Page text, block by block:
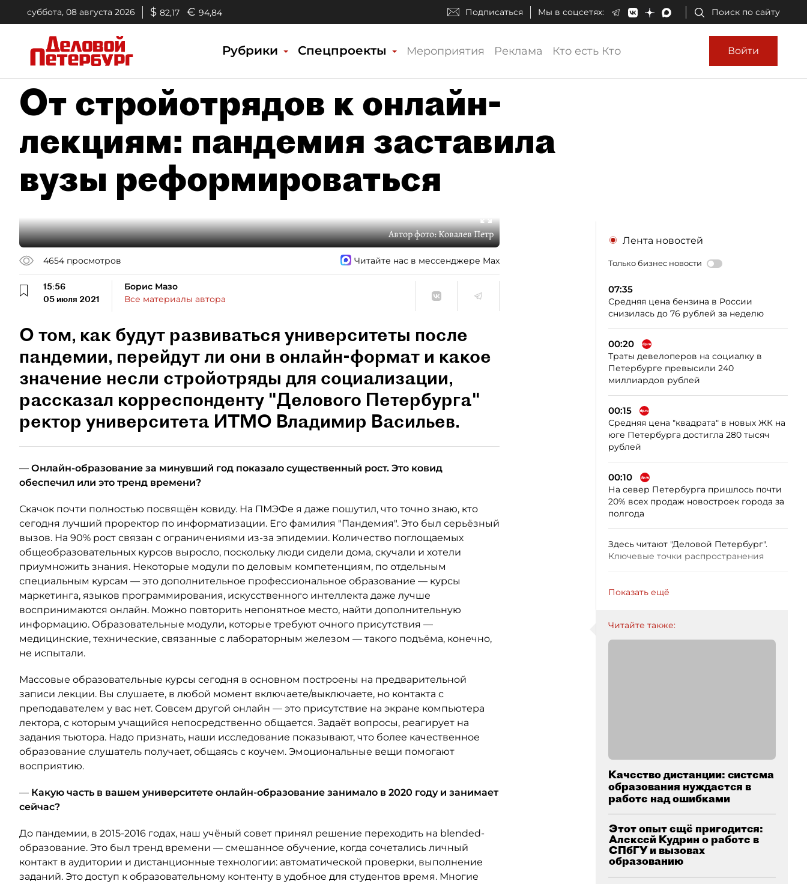
суббота, 08 августа 2026 $ 82,17 € 94,84 Подписаться Мы в соцсетях: Поиск по сайту
Рубрики Спецпроекты Мероприятия Реклама Кто есть Кто Войти
От стройотрядов к онлайн-
лекциям: пандемия заставила
вузы реформироваться
Автор фото:Ковалев Петр
4654 просмотров Читайте нас в мессенджере Max
15:56
05 июля 2021
Борис Мазо
Все материалы автора
О том, как будут развиваться университеты после
пандемии, перейдут ли они в онлайн-формат и какое
значение несли стройотряды для социализации,
рассказал корреспонденту "Делового Петербурга"
ректор университета ИТМО Владимир Васильев.
— Онлайн-образование за минувший год показало существенный рост. Это ковид
обеспечил или это тренд времени?
Скачок почти полностью посвящён ковиду. На ПМЭФе я даже пошутил, что точно знаю, кто
сегодня лучший проректор по информатизации. Его фамилия "Пандемия". Это был серьёзный
вызов. На 90% рост связан с ограничениями из-за эпидемии. Количество поглощаемых
общеобразовательных курсов выросло, поскольку люди сидели дома, скучали и хотели
приумножить знания. Некоторые модули по деловым компетенциям, по отдельным
специальным курсам — это дополнительное профессиональное образование — курсы
маркетинга, языков программирования, искусственного интеллекта даже лучше
воспринимаются онлайн. Можно повторить непонятное место, найти дополнительную
информацию. Образовательные модули, которые требуют очного присутствия —
медицинские, технические, связанные с лабораторным железом — такого подъёма, конечно,
не испытали.
Массовые образовательные курсы сегодня в основном построены на предварительной
записи лекции. Вы слушаете, в любой момент включаете/выключаете, но контакта с
преподавателем у вас нет. Совсем другой онлайн — это присутствие на экране компьютера
лектора, с которым учащийся непосредственно общается. Задаёт вопросы, реагирует на
задания тьютора. Надо признать, наши исследование показывают, что более качественное
образование слушатель получает, общаясь с коучем. Эмоциональные вещи помогают
восприятию.
— Какую часть в вашем университете онлайн-образование занимало в 2020 году и занимает
сейчас?
До пандемии, в 2015-2016 годах, наш учёный совет принял решение переходить на blended-
образование. Это был тренд времени — смешанное обучение, когда сочетались личный
контакт в аудитории и дистанционные технологии: автоматической проверки, выполнение
заданий. Это доступ к образовательному контенту в удобное для студентов время. Многие
Лента новостей
Только бизнес новости
07:35
Средняя цена бензина в России
снизилась до 76 рублей за неделю
00:20
Траты девелоперов на социалку в
Петербурге превысили 240
миллиардов рублей
00:15
Средняя цена "квадрата" в новых ЖК на
юге Петербурга достигла 280 тысяч
рублей
00:10
На север Петербурга пришлось почти
20% всех продаж новостроек города за
полгода
Здесь читают "Деловой Петербург".
Ключевые точки распространения
Показать ещё
Читайте также:
Качество дистанции: система
образования нуждается в
работе над ошибками
Этот опыт ещё пригодится:
Алексей Кудрин о работе в
СПбГУ и вызовах
образованию